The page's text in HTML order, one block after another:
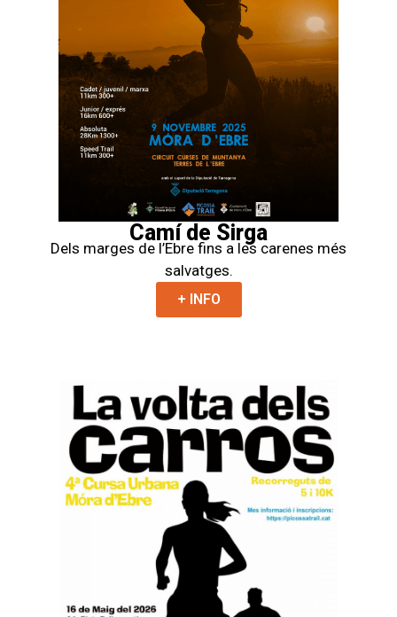
Camí de Sirga
Dels marges de l’Ebre fins a les carenes més
salvatges.
+ INFO